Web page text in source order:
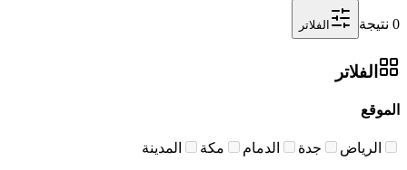
0 نتيجة الفلاتر
الفلاتر
الموقع
الرياض جدة الدمام مكة المدينة